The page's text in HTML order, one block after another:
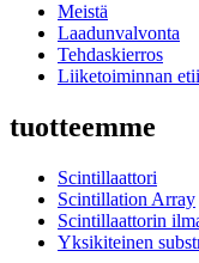
Meistä
Laadunvalvonta
Tehdaskierros
Liiketoiminnan
tuotteemme
Scintillaattori
Scintillation Array
Scintillaattorin
Yksikiteinen